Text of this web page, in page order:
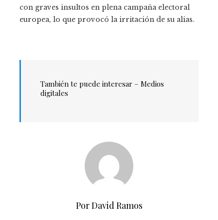
con graves insultos en plena campaña electoral
europea, lo que provocó la irritación de su alias.
También te puede interesar – Medios
digitales
Por David Ramos